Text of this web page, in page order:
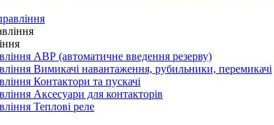
АВР (автоматичне введення резерву)
Вимикачі навантаження, рубильники, перемикачі
Контактори та пускачі
Аксесуари для контакторів
Теплові реле